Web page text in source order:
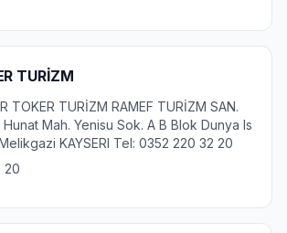
TURİZM
TOKER TURİZM RAMEF TURİZM SAN.
Hunat Mah. Yenisu Sok. A B Blok Dunya Is
KAYSERI Tel: 0352 220 32 20
20